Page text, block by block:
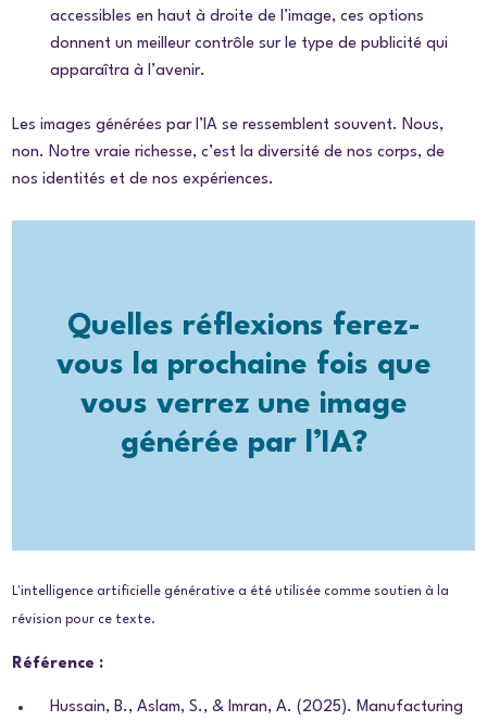
accessibles en haut à droite de l’image, ces options
donnent un meilleur contrôle sur le type de publicité qui
apparaîtra à l’avenir.
Les images générées par l’IA se ressemblent souvent. Nous,
non. Notre vraie richesse, c’est la diversité de nos corps, de
nos identités et de nos expériences.
Quelles réflexions ferez-
vous la prochaine fois que
vous verrez une image
générée par l’IA?
L'intelligence artificielle générative a été utilisée comme soutien à la
révision pour ce texte.
Référence :
Hussain, B., Aslam, S., & Imran, A. (2025).Manufacturing